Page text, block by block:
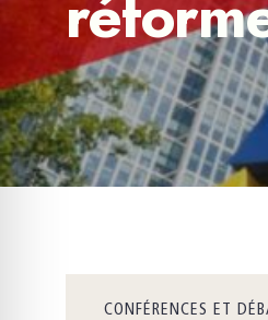
CONFÉRENCES ET